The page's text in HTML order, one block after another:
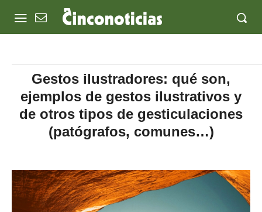
Gestos ilustradores: qué son,
ejemplos de gestos ilustrativos y
de otros tipos de gesticulaciones
(patógrafos, comunes…)